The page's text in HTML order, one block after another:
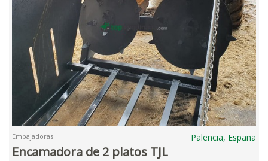
Empajadoras Palencia, España
Encamadora de 2 platos TJL